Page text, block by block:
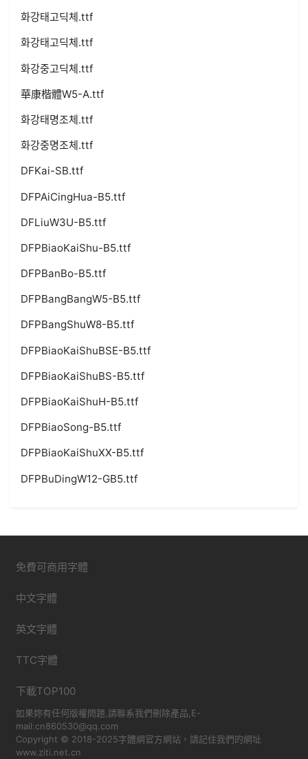
화강태고딕체.ttf
화강태고딕체.ttf
화강중고딕체.ttf
華康楷體W5-A.ttf
화강태명조체.ttf
화강중명조체.ttf
DFKai-SB.ttf
DFPAiCingHua-B5.ttf
DFLiuW3U-B5.ttf
DFPBiaoKaiShu-B5.ttf
DFPBanBo-B5.ttf
DFPBangBangW5-B5.ttf
DFPBangShuW8-B5.ttf
DFPBiaoKaiShuBSE-B5.ttf
DFPBiaoKaiShuBS-B5.ttf
DFPBiaoKaiShuH-B5.ttf
DFPBiaoSong-B5.ttf
DFPBiaoKaiShuXX-B5.ttf
DFPBuDingW12-GB5.ttf
免費可商用字體
中文字體
英文字體
TTC字體
下載TOP100
如果妳有任何版權問題,請聯系我們刪除產品,E-
mail:cn860530@qq.com
Copyright © 2018-2025字體網官方網站，請記住我們的網址
www.ziti.net.cn